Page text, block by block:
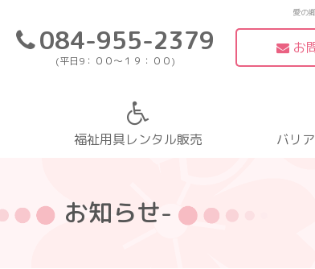
福祉用具レンタル販売 バリ
愛の
084-955-2379
(平日9：００〜１９：００)
お
お知らせ-